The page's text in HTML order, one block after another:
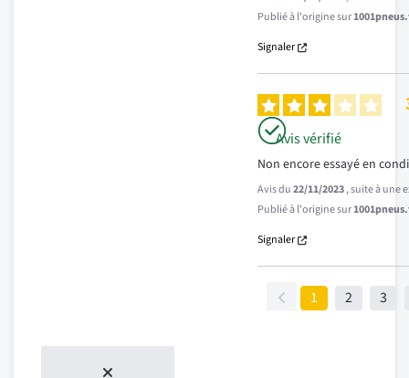
Publié à l'origine sur
Signaler
Avis vérifié
Non encore essayé en
Avis du22/11/2023, suite à une
Publié à l'origine sur
Signaler
1 2 3